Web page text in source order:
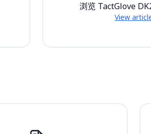
浏览 TactGlove
View